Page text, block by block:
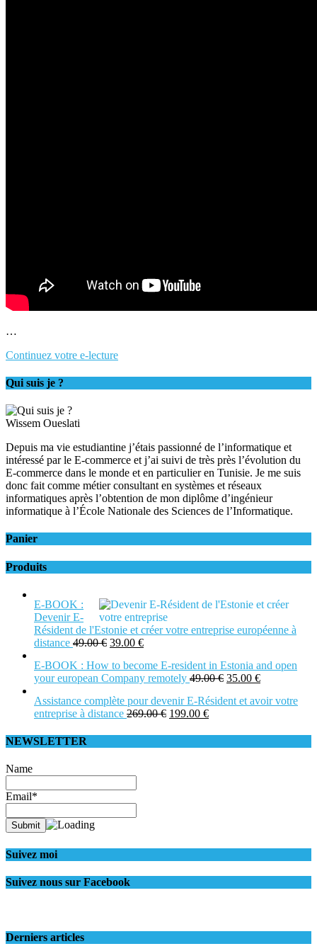
…
Continuez votre e-lecture
Qui suis je ?
Wissem Oueslati
Depuis ma vie estudiantine j’étais passionné de l’informatique et
intéressé par le E-commerce et j’ai suivi de très près l’évolution du
E-commerce dans le monde et en particulier en Tunisie. Je me suis
donc fait comme métier consultant en systèmes et réseaux
informatiques après l’obtention de mon diplôme d’ingénieur
informatique à l’École Nationale des Sciences de l’Informatique.
Panier
Produits
E-BOOK :
Devenir E-
Résident de l'Estonie et créer votre entreprise européenne à
distance 49.00€ 39.00 €
E-BOOK : How to become E-resident in Estonia and open
your european Company remotely 49.00€ 35.00 €
Assistance complète pour devenir E-Résident et avoir votre
entreprise à distance 269.00€ 199.00 €
NEWSLETTER
Name
Email*
Suivez moi
Suivez nous sur Facebook
Derniers articles